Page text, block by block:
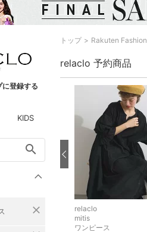
に登録する
KIDS
search
close
トップ Rakuten Fashion
relaclo 予約商品
relaclo
mitis
ワンピース